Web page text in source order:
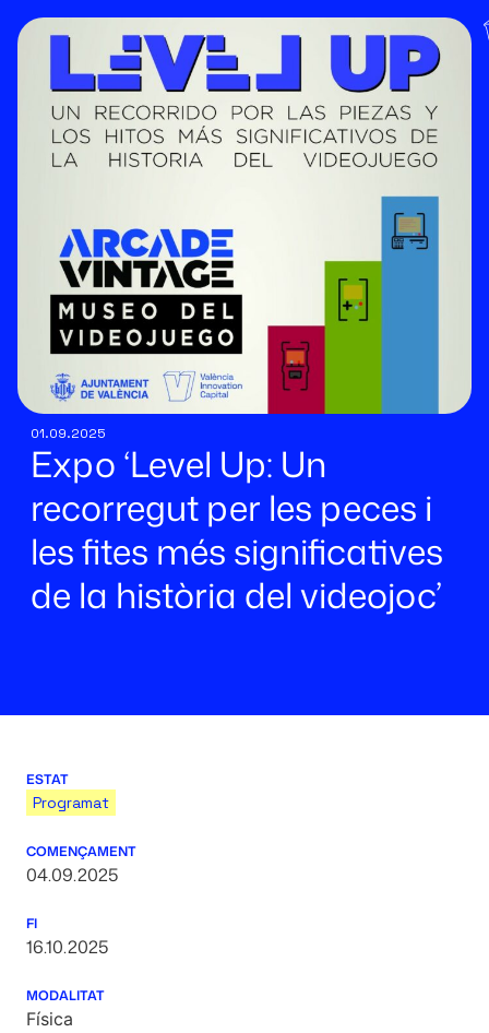
01.09.2025
Expo ‘Level Up: Un
recorregut per les peces i
les fites més significatives
de la història del videojoc’
ESTAT
Programat
COMENÇAMENT
04.09.2025
FI
16.10.2025
MODALITAT
Física